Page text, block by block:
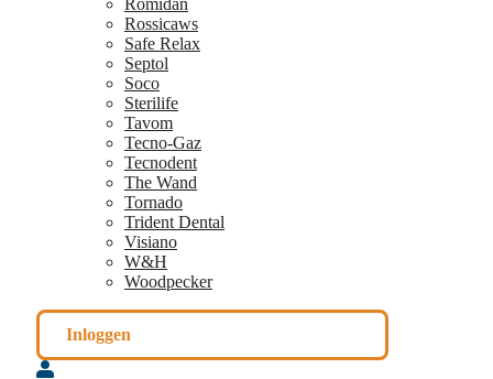
Rossicaws
Safe Relax
Septol
Soco
Sterilife
Tavom
Tecno-Gaz
Tecnodent
The Wand
Tornado
Trident Dental
Visiano
W&H
Woodpecker
Inloggen